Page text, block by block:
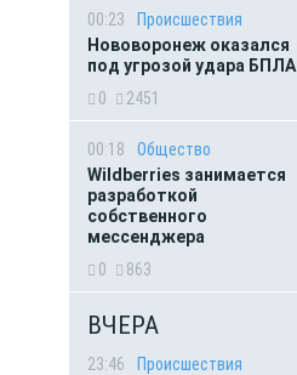
00:23
Происшествия
Нововоронеж оказался
под угрозой удара БПЛА
0
2451
00:18
Общество
Wildberries занимается
разработкой
собственного
мессенджера
0
863
ВЧЕРА
23:46
Происшествия